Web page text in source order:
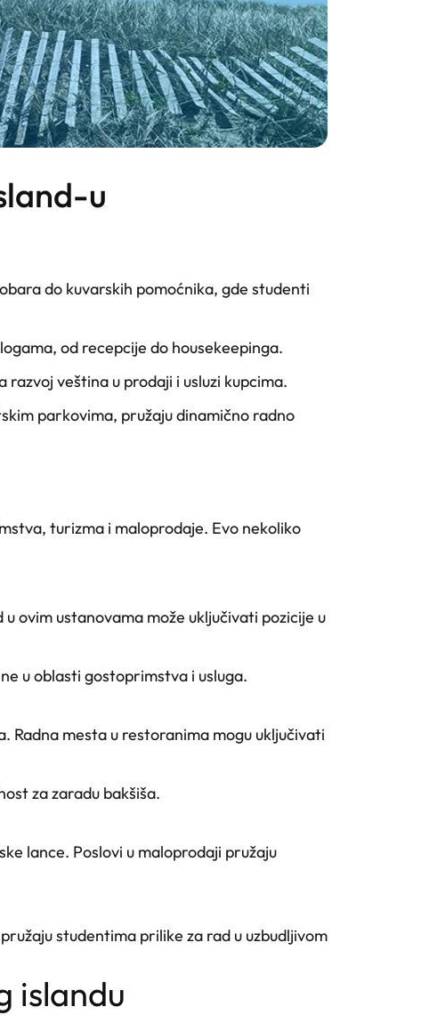
u
do kuvarskih pomoćnika, gde studenti
od recepcije do housekeepinga.
veština u prodaji i usluzi kupcima.
parkovima, pružaju dinamično radno
turizma i maloprodaje. Evo nekoliko
ovim ustanovama može uključivati pozicije u
u oblasti gostoprimstva i usluga.
Radna mesta u restoranima mogu uključivati
za zaradu bakšiša.
lance. Poslovi u maloprodaji pružaju
studentima prilike za rad u uzbudljivom
islandu